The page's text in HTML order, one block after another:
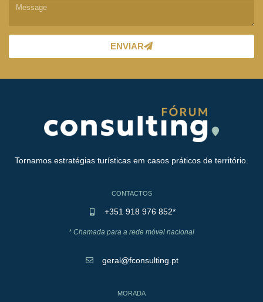
ENVIAR
Tornamos estratégias turísticas em casos práticos de território.
CONTACTOS
+351 918 976 852*
* Chamada para a rede móvel nacional
geral@fconsulting.pt
MORADA